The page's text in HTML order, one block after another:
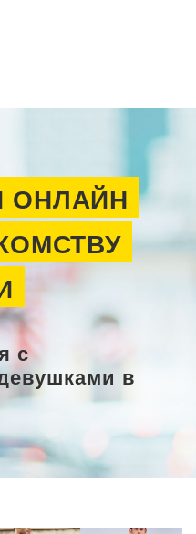
ОНЛАЙН
с
в